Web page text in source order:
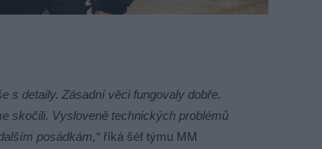
s detaily. Zásadní věci fungovaly dobře.
skočili. Vysloveně technických problémů
posádkám,“ říká šéf týmu MM